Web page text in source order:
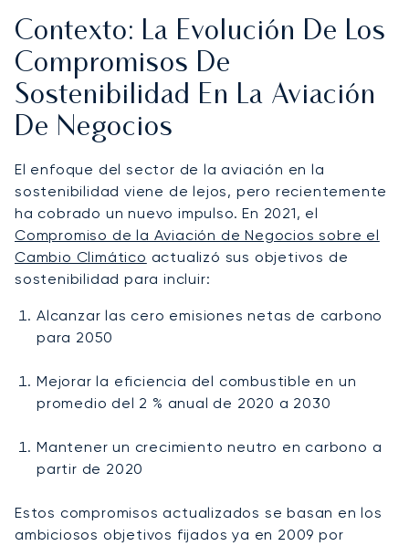
Contexto: La Evolución De Los
Compromisos De
Sostenibilidad En La Aviación
De Negocios
El enfoque del sector de la aviación en la
sostenibilidad viene de lejos, pero recientemente
ha cobrado un nuevo impulso. En 2021, el
Compromiso de la Aviación de Negocios sobre el
Cambio Climático actualizó sus objetivos de
sostenibilidad para incluir:
Alcanzar las cero emisiones netas de carbono
para 2050
Mejorar la eficiencia del combustible en un
promedio del 2 % anual de 2020 a 2030
Mantener un crecimiento neutro en carbono a
partir de 2020
Estos compromisos actualizados se basan en los
ambiciosos objetivos fijados ya en 2009 por